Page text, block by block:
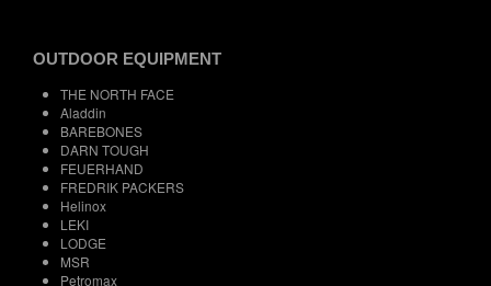
OUTDOOR EQUIPMENT
THE NORTH FACE
Aladdin
BAREBONES
DARN TOUGH
FEUERHAND
FREDRIK PACKERS
Helinox
LEKI
LODGE
MSR
Petromax